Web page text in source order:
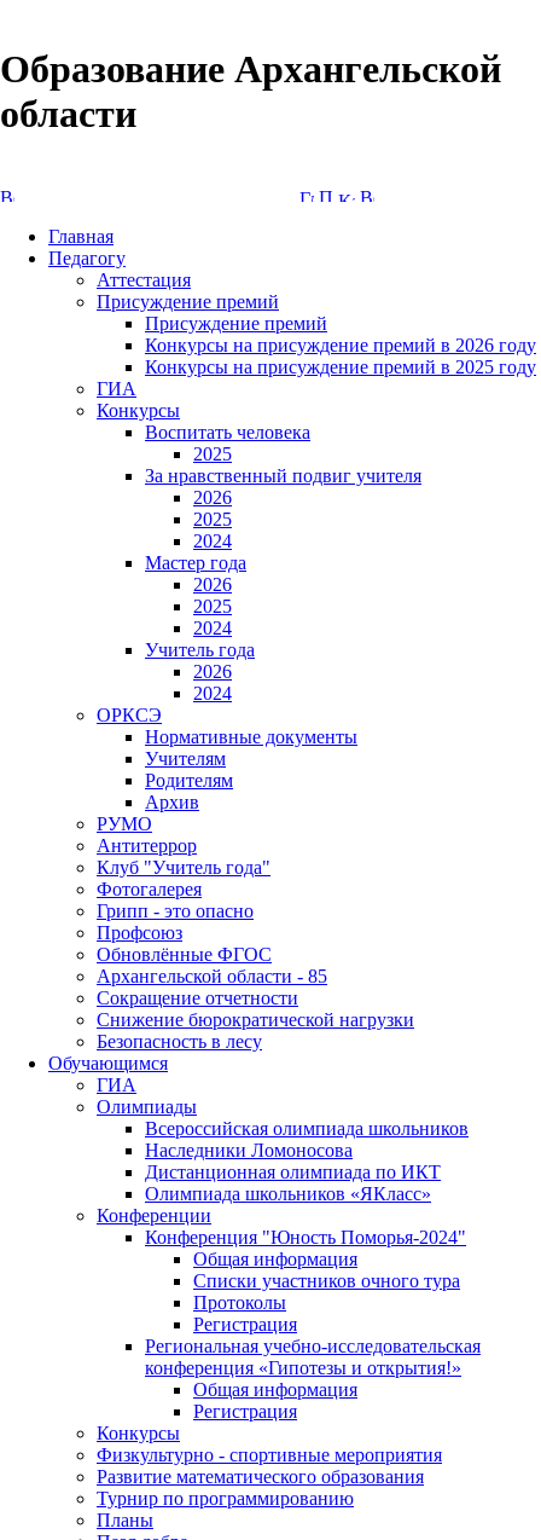
Образование Архангельской
области
Главная
Педагогу
Аттестация
Присуждение премий
Присуждение премий
Конкурсы на присуждение премий в 2026 году
Конкурсы на присуждение премий в 2025 году
ГИА
Конкурсы
Воспитать человека
2025
За нравственный подвиг учителя
2026
2025
2024
Мастер года
2026
2025
2024
Учитель года
2026
2024
ОРКСЭ
Нормативные документы
Учителям
Родителям
Архив
РУМО
Антитеррор
Клуб "Учитель года"
Фотогалерея
Грипп - это опасно
Профсоюз
Обновлённые ФГОС
Архангельской области - 85
Сокращение отчетности
Снижение бюрократической нагрузки
Безопасность в лесу
Обучающимся
ГИА
Олимпиады
Всероссийская олимпиада школьников
Наследники Ломоносова
Дистанционная олимпиада по ИКТ
Олимпиада школьников «ЯКласс»
Конференции
Конференция "Юность Поморья-2024"
Общая информация
Списки участников очного тура
Протоколы
Регистрация
Региональная учебно-исследовательская
конференция «Гипотезы и открытия!»
Общая информация
Регистрация
Конкурсы
Физкультурно - спортивные мероприятия
Развитие математического образования
Турнир по программированию
Планы